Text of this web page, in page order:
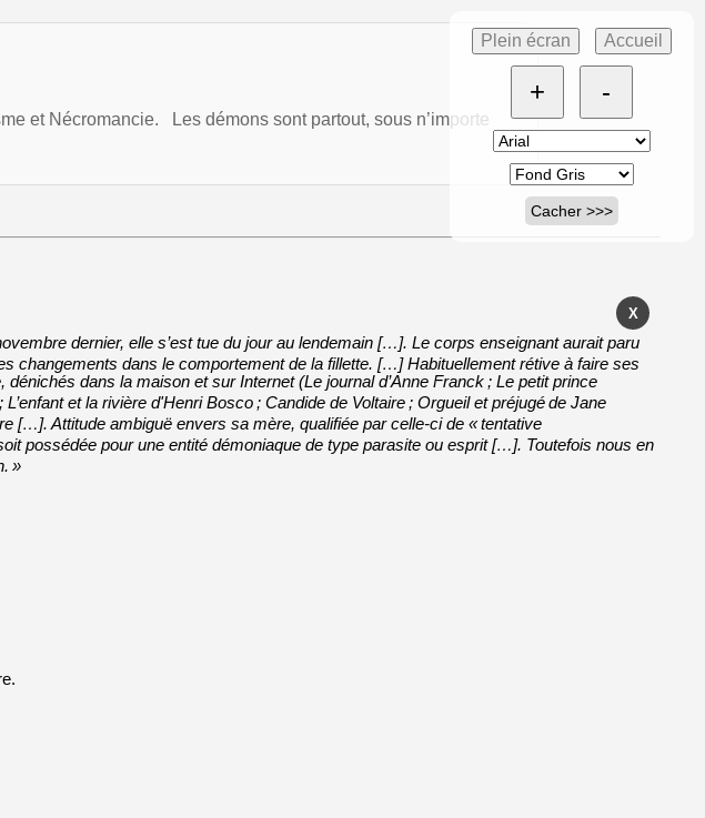
Plein écran Accueil
+ -
Cacher >>>
et Nécromancie. Les démons sont partout, sous n’importe
X
dernier, elle s’est tue du jour au lendemain […]. Le corps enseignant aurait paru
changements dans le comportement de la fillette. […] Habituellement rétive à faire ses
dans la maison et sur Internet (Le journal d’Anne Franck ; Le petit prince
; L’enfant et la rivière d'Henri Bosco ; Candide de Voltaire ; Orgueil et préjugéde Jane
[…]. Attitude ambiguë envers sa mère, qualifiée par celle-ci de «tentative
possédée pour une entité démoniaque de type parasite ou esprit […]. Toutefois nous en
»